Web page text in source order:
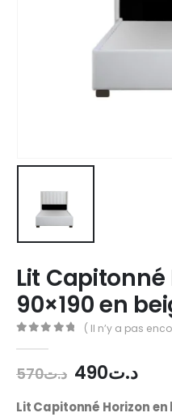
Lit Capitonné
90×190 en
( Il n’y a pas
د.ت570 د.ت490
Lit Capitonné Horizon en